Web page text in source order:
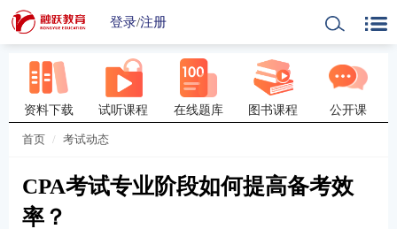
登录/注册
资料下载 试听课程 在线题库 图书课程 公开课
首页 考试动态
CPA考试专业阶段如何提高备考效
率？